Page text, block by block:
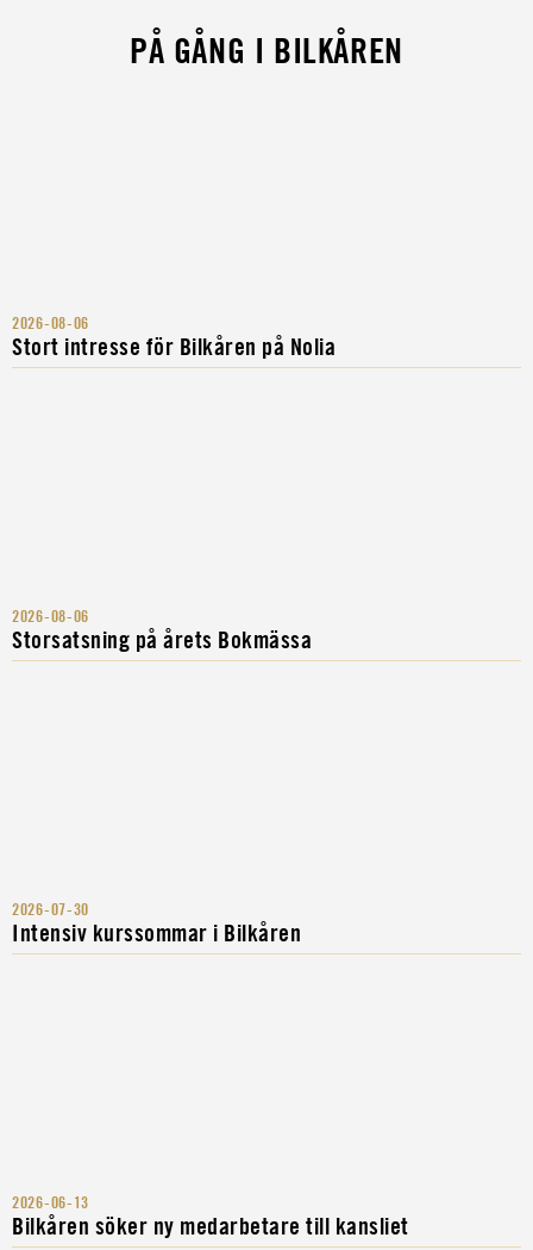
PÅ GÅNG I BILKÅREN
2026-08-06
Stort intresse för Bilkåren på Nolia
2026-08-06
Storsatsning på årets Bokmässa
2026-07-30
Intensiv kurssommar i Bilkåren
2026-06-13
Bilkåren söker ny medarbetare till kansliet